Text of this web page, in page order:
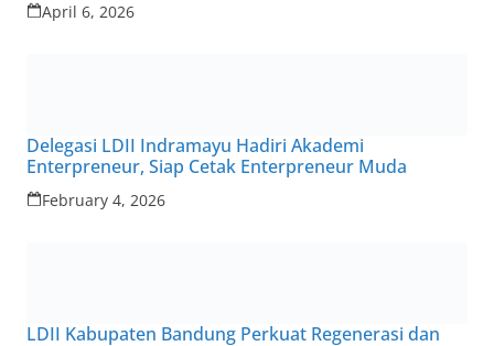
April 6, 2026
Delegasi LDII Indramayu Hadiri Akademi
Enterpreneur, Siap Cetak Enterpreneur Muda
February 4, 2026
LDII Kabupaten Bandung Perkuat Regenerasi dan